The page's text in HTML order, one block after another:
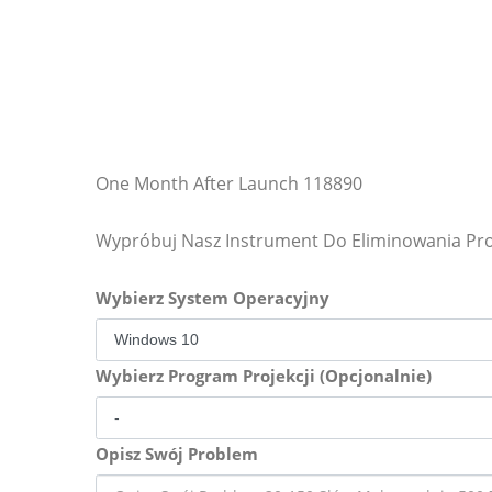
One Month After Launch 118890
Wypróbuj Nasz Instrument Do Eliminowania
Wybierz System Operacyjny
Wybierz Program Projekcji (Opcjonalnie)
Opisz Swój Problem